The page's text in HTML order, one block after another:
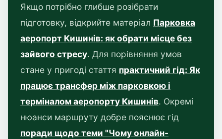
Якщо потрібно глибше розібрати
підготовку, відкрийте матеріал Парковка
аеропорт Кишинів: як обрати місце без
зайвого стресу. Для порівняння умов
стане у пригоді стаття практичний гід: Як
працює трансфер між парковкою і
терміналом аеропорту Кишинів. Окремі
нюанси маршруту добре пояснює гід
поради щодо теми "Чому онлайн-